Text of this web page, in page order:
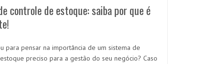
controle de estoque: saiba por que é
para pensar na importância de um sistema de
preciso para a gestão do seu negócio? Caso